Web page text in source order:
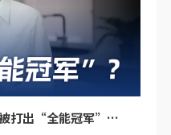
什么样的集成灶，刚上市就被打出“全能冠军”的标签呢？